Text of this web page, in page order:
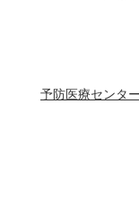
予防医療センター